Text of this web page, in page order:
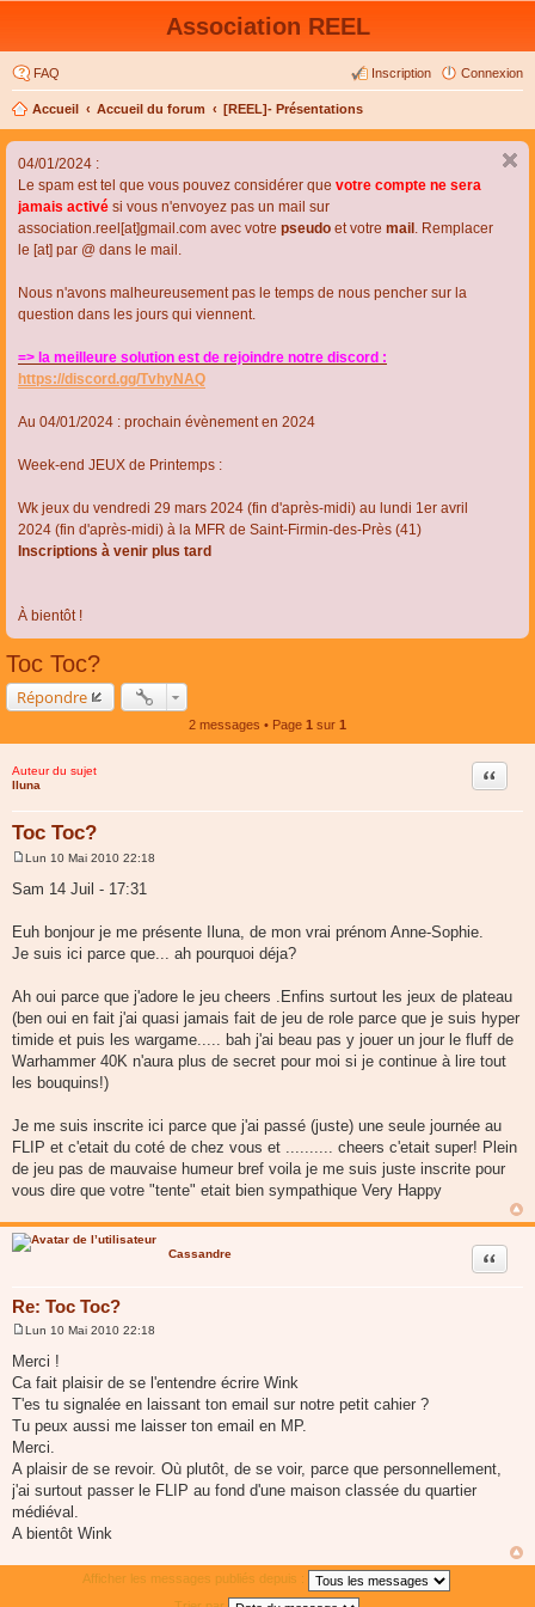
Association REEL
FAQ Connexion
Inscription
Accueil Accueil du forum [REEL]- Présentations
04/01/2024 :
Le spam est tel que vous pouvez considérer que votre compte ne sera
jamais activé si vous n'envoyez pas un mail sur
association.reel[at]gmail.com avec votre pseudo et votre mail . Remplacer
le [at] par @ dans le mail.
Nous n'avons malheureusement pas le temps de nous pencher sur la
question dans les jours qui viennent.
=> la meilleure solution est de rejoindre notre discord :
https://discord.gg/TvhyNAQ
Au 04/01/2024 : prochain évènement en 2024
Week-end JEUX de Printemps :
Wk jeux du vendredi 29 mars 2024 (fin d'après-midi) au lundi 1er avril
2024 (fin d'après-midi) à la MFR de Saint-Firmin-des-Près (41)
Inscriptions à venir plus tard
À bientôt !
Toc Toc?
Répondre
2 messages • Page 1 sur 1
Auteur du sujet
Iluna
Toc Toc?
Citer
s
g
e
Lun 10 Mai 2010 22:18
Sam 14 Juil - 17:31
Euh bonjour je me présente Iluna, de mon vrai prénom Anne-Sophie.
Je suis ici parce que... ah pourquoi déja?
Ah oui parce que j'adore le jeu cheers .Enfins surtout les jeux de plateau
(ben oui en fait j'ai quasi jamais fait de jeu de role parce que je suis hyper
timide et puis les wargame..... bah j'ai beau pas y jouer un jour le fluff de
Warhammer 40K n'aura plus de secret pour moi si je continue à lire tout
les bouquins!)
Je me suis inscrite ici parce que j'ai passé (juste) une seule journée au
FLIP et c'etait du coté de chez vous et .......... cheers c'etait super! Plein
de jeu pas de mauvaise humeur bref voila je me suis juste inscrite pour
vous dire que votre "tente" etait bien sympathique Very Happy
Cassandre
Re: Toc Toc?
Citer
s
s
g
e
Lun 10 Mai 2010 22:18
Merci !
Ca fait plaisir de se l'entendre écrire Wink
T'es tu signalée en laissant ton email sur notre petit cahier ?
Tu peux aussi me laisser ton email en MP.
Merci.
A plaisir de se revoir. Où plutôt, de se voir, parce que personnellement,
j'ai surtout passer le FLIP au fond d'une maison classée du quartier
médiéval.
A bientôt Wink
Afficher les messages publiés depuis :